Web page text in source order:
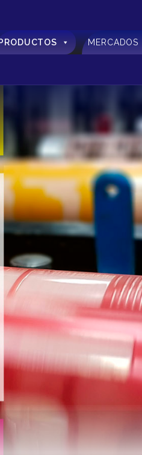
PRODUCTOS MERCADOS